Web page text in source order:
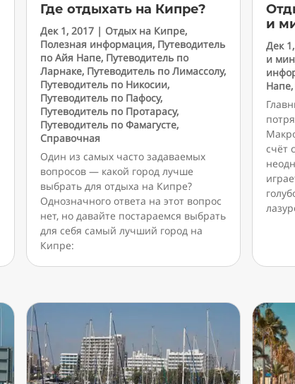
Где отдыхать на Кипре?
Дек 1, 2017 | Отдых на Кипре,
Полезная информация, Путеводитель
по Айя Напе, Путеводитель по
Ларнаке, Путеводитель по Лимассолу,
Путеводитель по Никосии,
Путеводитель по Пафосу,
Путеводитель по Протарасу,
Путеводитель по Фамагусте,
Справочная
Один из самых часто задаваемых
вопросов — какой город лучше
выбрать для отдыха на Кипре?
Однозначного ответа на этот вопрос
нет, но давайте постараемся выбрать
для себя самый лучший город на
Кипре:
и
Дек
и
Напе,
счёт